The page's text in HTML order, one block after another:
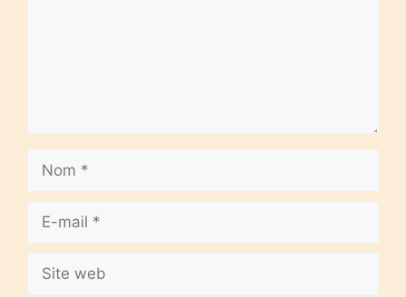
mail
web